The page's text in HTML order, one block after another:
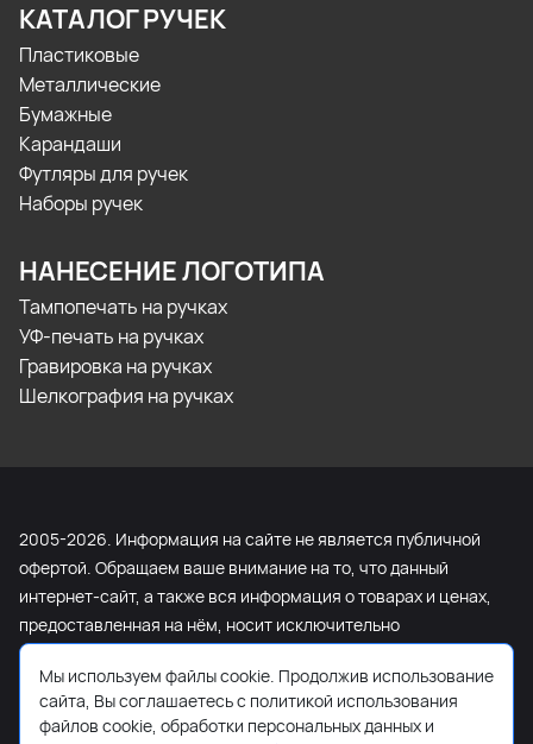
КАТАЛОГ РУЧЕК
Пластиковые
Металлические
Бумажные
Карандаши
Футляры для ручек
Наборы ручек
НАНЕСЕНИЕ ЛОГОТИПА
Тампопечать на ручках
УФ-печать на ручках
Гравировка на ручках
Шелкография на ручках
2005-2026. Информация на сайте не является публичной
офертой. Обращаем ваше внимание на то, что данный
интернет-сайт, а также вся информация о товарах и ценах,
предоставленная на нём, носит исключительно
информационный характер и ни при каких условиях не
является публичной офертой, определяемой положениями
Статьи 437 Гражданского кодекса Российской Федерации.
Для получения подробной информации о наличии и
Мы используем файлы cookie. Продолжив использование
сайта, Вы соглашаетесь с политикой использования
файлов cookie, обработки персональных данных и